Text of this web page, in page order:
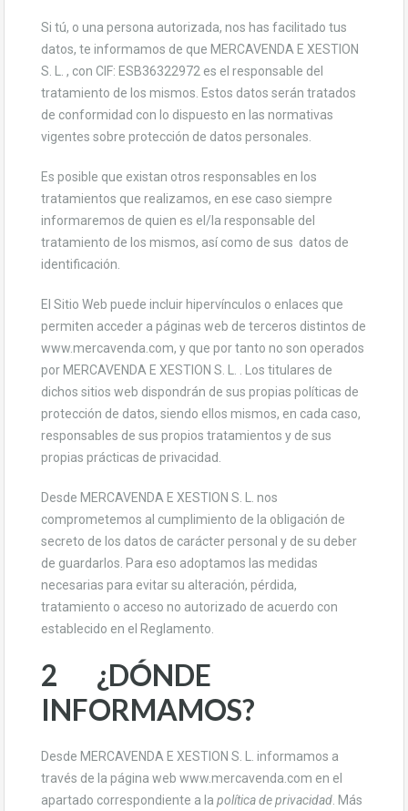
Si tú, o una persona autorizada, nos has facilitado tus
datos, te informamos de que MERCAVENDA E XESTION
S. L. , con CIF: ESB36322972 es el responsable del
tratamiento de los mismos. Estos datos serán tratados
de conformidad con lo dispuesto en las normativas
vigentes sobre protección de datos personales.
Es posible que existan otros responsables en los
tratamientos que realizamos, en ese caso siempre
informaremos de quien es el/la responsable del
tratamiento de los mismos, así como de sus datos de
identificación.
El Sitio Web puede incluir hipervínculos o enlaces que
permiten acceder a páginas web de terceros distintos de
www.mercavenda.com, y que por tanto no son operados
por MERCAVENDA E XESTION S. L. . Los titulares de
dichos sitios web dispondrán de sus propias políticas de
protección de datos, siendo ellos mismos, en cada caso,
responsables de sus propios tratamientos y de sus
propias prácticas de privacidad.
Desde MERCAVENDA E XESTION S. L. nos
comprometemos al cumplimiento de la obligación de
secreto de los datos de carácter personal y de su deber
de guardarlos. Para eso adoptamos las medidas
necesarias para evitar su alteración, pérdida,
tratamiento o acceso no autorizado de acuerdo con
establecido en el Reglamento.
2 ¿DÓNDE
INFORMAMOS?
Desde MERCAVENDA E XESTION S. L. informamos a
través de la página web www.mercavenda.com en el
apartado correspondiente a la política de privacidad. Más